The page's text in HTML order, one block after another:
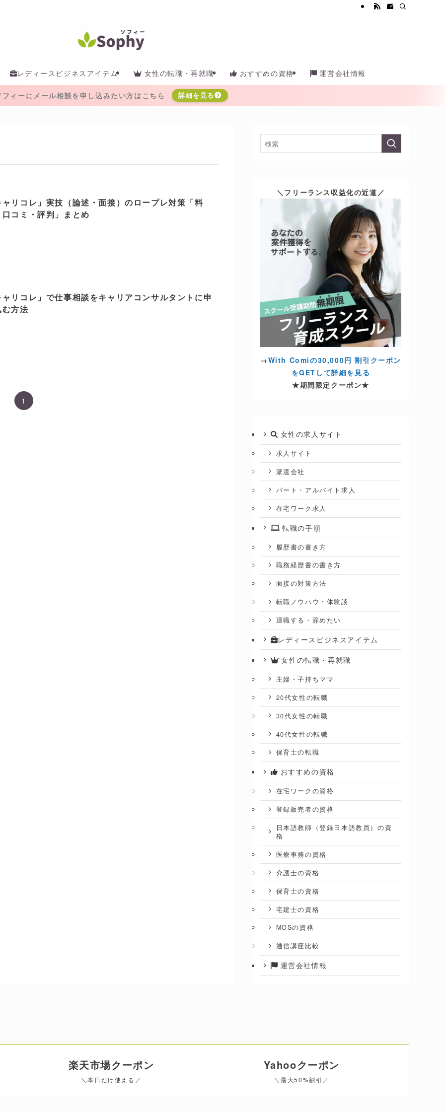
レディースビジネスアイテム 女性の転職・再就職 おすすめの資格 運営会社情報
フィーにメール相談を申し込みたい方はこちら 詳細を見る
ャリコレ」実技（論述・面接）のロープレ対策「料
口コミ・評判」まとめ
ャリコレ」で仕事相談をキャリアコンサルタントに申
む方法
1
＼フリーランス収益化の近道／
→With Comiの30,000円 割引クーポン
をGETして詳細を見る
★期間限定クーポン★
女性の求人サイト
求人サイト
派遣会社
パート・アルバイト求人
在宅ワーク求人
転職の手順
履歴書の書き方
職務経歴書の書き方
面接の対策方法
転職ノウハウ・体験談
退職する・辞めたい
レディースビジネスアイテム
女性の転職・再就職
主婦・子持ちママ
20代女性の転職
30代女性の転職
40代女性の転職
保育士の転職
おすすめの資格
在宅ワークの資格
登録販売者の資格
日本語教師（登録日本語教員）の資
格
医療事務の資格
介護士の資格
保育士の資格
宅建士の資格
MOSの資格
通信講座比較
運営会社情報
楽天市場クーポン
＼本日だけ使える／
Yahooクーポン
＼最大50%割引／